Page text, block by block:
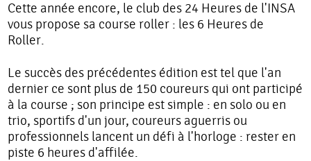
Cette année encore, le club des 24 Heures de l'INSA
vous propose sa course roller : les 6 Heures de
Roller.
Le succès des précédentes édition est tel que l'an
dernier ce sont plus de 150 coureurs qui ont participé
à la course ; son principe est simple : en solo ou en
trio, sportifs d'un jour, coureurs aguerris ou
professionnels lancent un défi à l'horloge : rester en
piste 6 heures d'affilée.